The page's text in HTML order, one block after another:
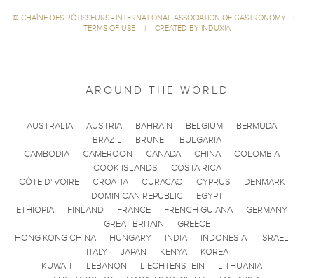
© CHAÎNE DES RÔTISSEURS - INTERNATIONAL ASSOCIATION OF GASTRONOMY
|
TERMS OF USE
| CREATED BY INDUXIA
AROUND THE WORLD
AUSTRALIA AUSTRIA BAHRAIN BELGIUM
BERMUDA
BRAZIL
BRUNEI
BULGARIA
CAMBODIA
CAMEROON CANADA CHINA
COLOMBIA
COOK ISLANDS
COSTA RICA
CÔTE D'IVOIRE
CROATIA CURACAO CYPRUS
DENMARK
DOMINICAN REPUBLIC
EGYPT
ETHIOPIA
FINLAND FRANCE FRENCH GUIANA
GERMANY
GREAT BRITAIN
GREECE
HONG KONG CHINA
HUNGARY INDIA INDONESIA
ISRAEL
ITALY
JAPAN KENYA
KOREA
KUWAIT
LEBANON LIECHTENSTEIN
LITHUANIA